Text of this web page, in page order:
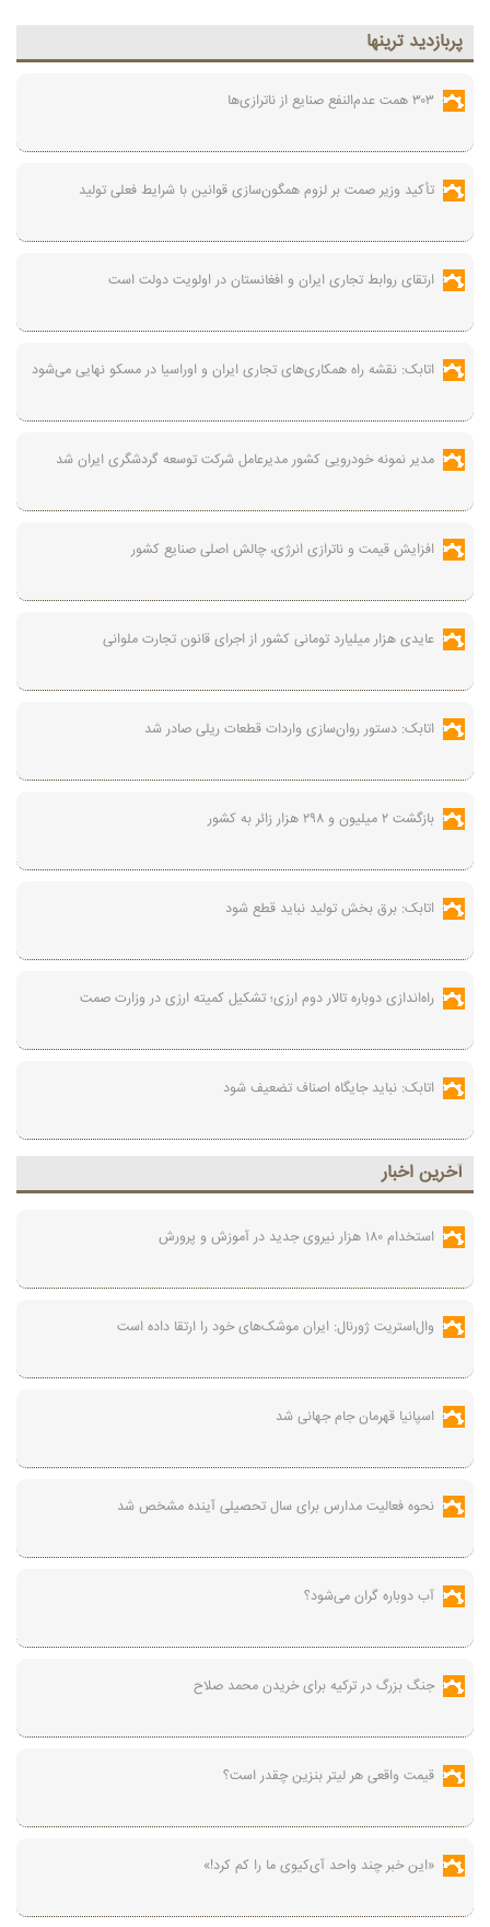
پربازديد ترينها
۳۰۳ همت عدم‌النفع صنایع از ناترازی‌ها
تأکید وزیر صمت بر لزوم همگون‌سازی قوانین با شرایط فعلی تولید
ارتقای روابط تجاری ایران و افغانستان در اولویت دولت است
اتابک: نقشه راه همکاری‌های تجاری ایران و اوراسیا در مسکو نهایی می‌شود
مدیر نمونه خودرویی کشور مدیرعامل شرکت توسعه گردشگری ایران شد
افزایش قیمت و ناترازی انرژی، چالش اصلی صنایع کشور
عایدی هزار میلیارد تومانی کشور از اجرای قانون تجارت ملوانی
اتابک: دستور روان‌سازی واردات قطعات ریلی صادر شد
بازگشت ۲ میلیون و ۲۹۸ هزار زائر به کشور
اتابک: برق بخش تولید نباید قطع شود
راه‌اندازی دوباره تالار دوم ارزی؛ تشکیل کمیته ارزی در وزارت صمت
اتابک: نباید جایگاه اصناف تضعیف شود
آخرين اخبار
استخدام ۱۸۰ هزار نیروی جدید در آموزش‌ و پرورش
وال‌استریت ژورنال: ایران موشک‌های خود را ارتقا داده است
اسپانیا قهرمان جام جهانی شد
نحوه فعالیت مدارس برای سال تحصیلی آینده مشخص شد
آب دوباره گران می‌شود؟
جنگ بزرگ در ترکیه برای خریدن محمد صلاح
قیمت واقعی هر لیتر بنزین چقدر است؟
«این خبر چند واحد آی‌کیوی ما را کم کرد!»